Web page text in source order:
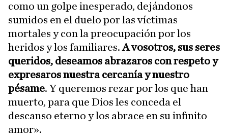
como un golpe inesperado, dejándonos
sumidos en el duelo por las víctimas
mortales y con la preocupación por los
heridos y los familiares.A vosotros, sus seres
queridos, deseamos abrazaros con respeto y
expresaros nuestra cercanía y nuestro
pésame. Y queremos rezar por los que han
muerto, para que Dios les conceda el
descanso eterno y los abrace en su infinito
amor».